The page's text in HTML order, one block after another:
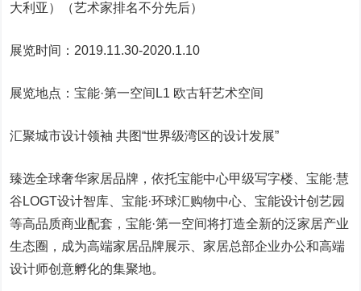
大利亚）（艺术家排名不分先后）
展览时间：2019.11.30-2020.1.10
展览地点：宝能·第一空间L1 欧古轩艺术空间
汇聚城市设计领袖 共图“世界级湾区的设计发展”
臻选全球奢华家居品牌，依托宝能中心甲级写字楼、宝能·慧
谷LOGT设计智库、宝能·环球汇购物中心、宝能设计创艺园
等高品质商业配套，宝能·第一空间将打造全新的泛家居产业
生态圈，成为高端家居品牌展示、家居总部企业办公和高端
设计师创意孵化的集聚地。